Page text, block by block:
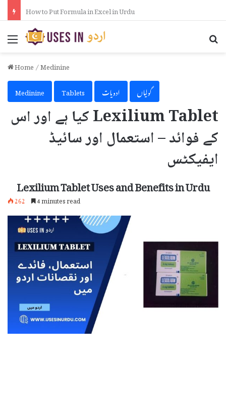
How to Activate iPhone Using 3uTools in Urdu
Menu
Home/Medinine
Medinine
Tablets ادویات گولیاں
Lexilium Tablet کیا ہے اور اس
کے فوائد – استعمال اور سائیڈ
ایفیکٹس
Lexilium Tablet Uses and Benefits in Urdu
262 4 minutes read